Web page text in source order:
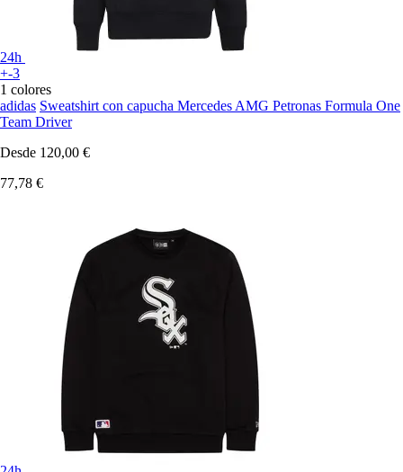
24h
+-3
1 colores
adidas Sweatshirt con capucha Mercedes AMG Petronas Formula One
Team Driver
Desde 120,00 €
77,78 €